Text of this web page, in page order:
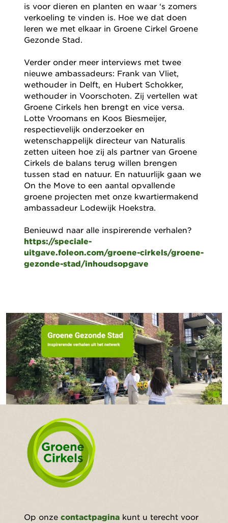
is voor dieren en planten en waar ‘s zomers
verkoeling te vinden is. Hoe we dat doen
leren we met elkaar in Groene Cirkel Groene
Gezonde Stad.
Verder onder meer interviews met twee
nieuwe ambassadeurs: Frank van Vliet,
wethouder in Delft, en Hubert Schokker,
wethouder in Voorschoten. Zij vertellen wat
Groene Cirkels hen brengt en vice versa.
Lotte Vroomans en Koos Biesmeijer,
respectievelijk onderzoeker en
wetenschappelijk directeur van Naturalis
zetten uiteen hoe zij als partner van Groene
Cirkels de balans terug willen brengen
tussen stad en natuur. En natuurlijk gaan we
On the Move to een aantal opvallende
groene projecten met onze kwartiermakend
ambassadeur Lodewijk Hoekstra.
Benieuwd naar alle inspirerende verhalen?
https://speciale-
uitgave.foleon.com/groene-cirkels/groene-
gezonde-stad/inhoudsopgave
Op onze contactpagina kunt u terecht voor